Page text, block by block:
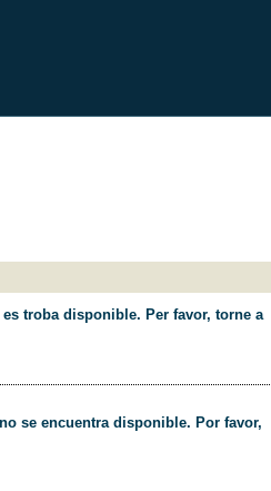
troba disponible. Per favor, torne a
se encuentra disponible. Por favor,